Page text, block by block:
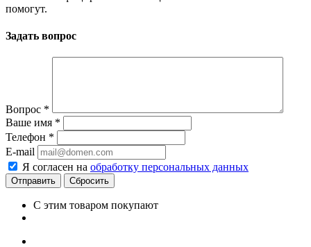
помогут.
Задать вопрос
Вопрос *
Ваше имя *
Телефон *
E-mail
Я согласен на обработку персональных данных
Сбросить
С этим товаром покупают